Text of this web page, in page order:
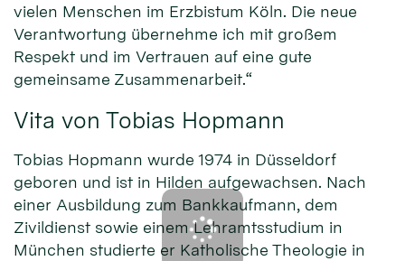
vielen Menschen im Erzbistum Köln. Die neue
Verantwortung übernehme ich mit großem
Respekt und im Vertrauen auf eine gute
gemeinsame Zusammenarbeit.“
Vita von Tobias Hopmann
Tobias Hopmann wurde 1974 in Düsseldorf
geboren und ist in Hilden aufgewachsen. Nach
einer Ausbildung zum Bankkaufmann, dem
Zivildienst sowie einem Lehramtsstudium in
München studierte er Katholische Theologie in